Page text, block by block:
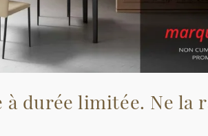
à durée limitée. Ne la